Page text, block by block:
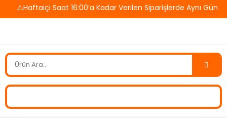
⚠️Haftaiçi Saat 16:00’a Kadar Verilen Siparişlerde Aynı Gün